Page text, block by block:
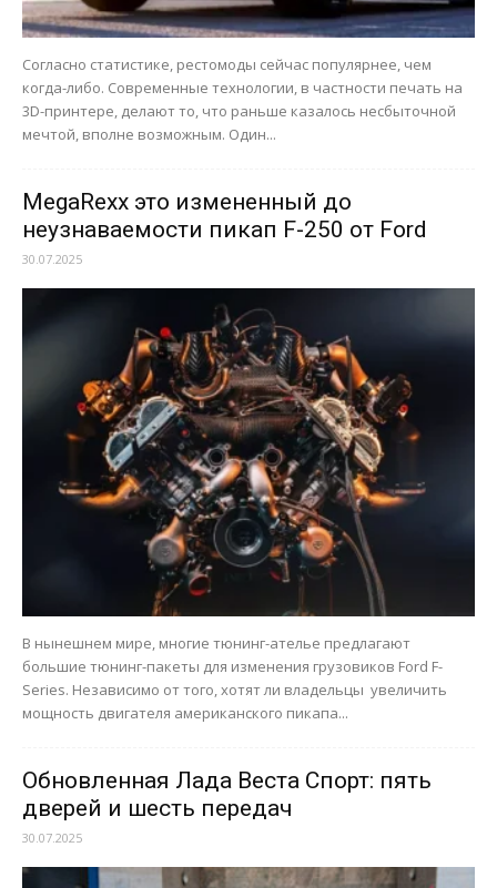
Согласно статистике, рестомоды сейчас популярнее, чем
когда-либо. Современные технологии, в частности печать на
3D-принтере, делают то, что раньше казалось несбыточной
мечтой, вполне возможным. Один...
MegaRexx это измененный до
неузнаваемости пикап F-250 от Ford
30.07.2025
В нынешнем мире, многие тюнинг-ателье предлагают
большие тюнинг-пакеты для изменения грузовиков Ford F-
Series. Независимо от того, хотят ли владельцы увеличить
мощность двигателя американского пикапа...
Обновленная Лада Веста Спорт: пять
дверей и шесть передач
30.07.2025